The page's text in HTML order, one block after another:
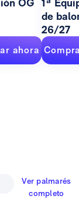
OG
ahora
1ª
de
26/27
Ver palmarés
completo